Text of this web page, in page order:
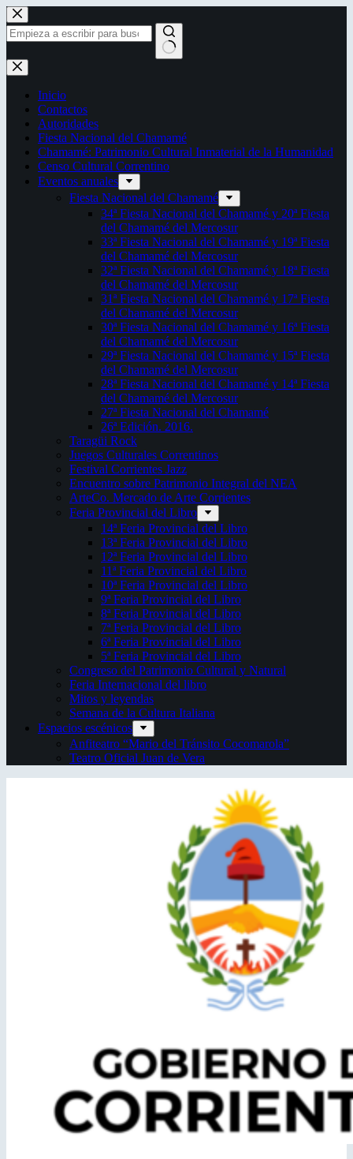
Saltar
al
contenido
Sin
resultados
Inicio
Contactos
Autoridades
Fiesta Nacional del Chamamé
Chamamé: Patrimonio Cultural Inmaterial de la Humanidad
Censo Cultural Correntino
Eventos anuales
Fiesta Nacional del Chamamé
34ª Fiesta Nacional del Chamamé y 20ª Fiesta
del Chamamé del Mercosur
33ª Fiesta Nacional del Chamamé y 19ª Fiesta
del Chamamé del Mercosur
32ª Fiesta Nacional del Chamamé y 18ª Fiesta
del Chamamé del Mercosur
31ª Fiesta Nacional del Chamamé y 17ª Fiesta
del Chamamé del Mercosur
30ª Fiesta Nacional del Chamamé y 16ª Fiesta
del Chamamé del Mercosur
29ª Fiesta Nacional del Chamamé y 15ª Fiesta
del Chamamé del Mercosur
28ª Fiesta Nacional del Chamamé y 14ª Fiesta
del Chamamé del Mercosur
27ª Fiesta Nacional del Chamamé
26ª Edición. 2016.
Taragüi Rock
Juegos Culturales Correntinos
Festival Corrientes Jazz
Encuentro sobre Patrimonio Integral del NEA
ArteCo. Mercado de Arte Corrientes
Feria Provincial del Libro
14ª Feria Provincial del Libro
13ª Feria Provincial del Libro
12ª Feria Provincial del Libro
11ª Feria Provincial del Libro
10ª Feria Provincial del Libro
9ª Feria Provincial del Libro
8ª Feria Provincial del Libro
7ª Feria Provincial del Libro
6ª Feria Provincial del Libro
5ª Feria Provincial del Libro
Congreso del Patrimonio Cultural y Natural
Feria Internacional del libro
Mitos y leyendas
Semana de la Cultura Italiana
Espacios escénicos
Anfiteatro “Mario del Tránsito Cocomarola”
Teatro Oficial Juan de Vera